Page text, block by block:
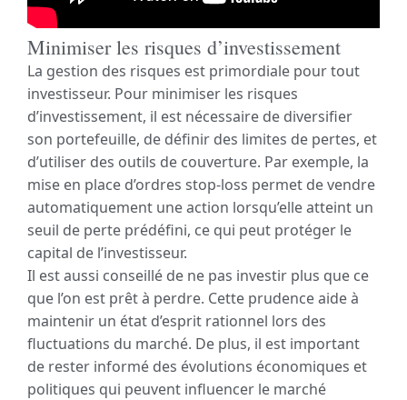
Minimiser les risques d’investissement
La gestion des risques est primordiale pour tout
investisseur. Pour minimiser les risques
d’investissement, il est nécessaire de diversifier
son portefeuille, de définir des limites de pertes, et
d’utiliser des outils de couverture. Par exemple, la
mise en place d’ordres stop-loss permet de vendre
automatiquement une action lorsqu’elle atteint un
seuil de perte prédéfini, ce qui peut protéger le
capital de l’investisseur.
Il est aussi conseillé de ne pas investir plus que ce
que l’on est prêt à perdre. Cette prudence aide à
maintenir un état d’esprit rationnel lors des
fluctuations du marché. De plus, il est important
de rester informé des évolutions économiques et
politiques qui peuvent influencer le marché